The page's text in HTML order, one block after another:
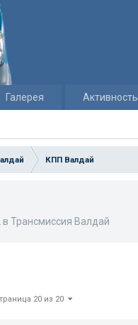
Галерея Активность
КПП Валдай
в Трансмиссия Валдай
20 из 20